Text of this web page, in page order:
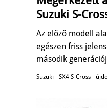
Suzuki S-
Az előző modell
egészen friss
második
Suzuki SX4 S-Cross